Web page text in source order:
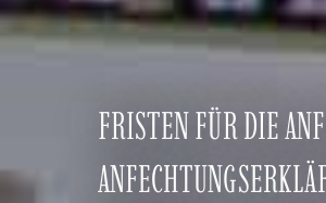
FRISTEN FÜR DIE